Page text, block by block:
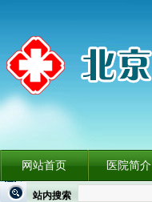
站内搜索
网站首页 医院简介